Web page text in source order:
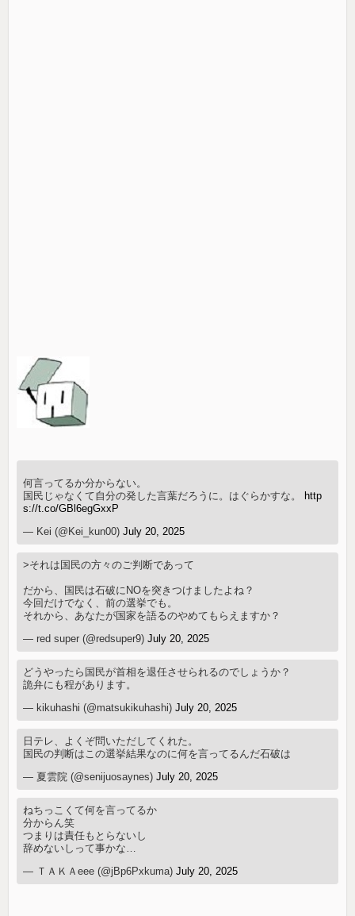
何言ってるか分からない。
国民じゃなくて自分の発した言葉だろうに。はぐらかすな。 http
s://t.co/GBl6egGxxP
— Kei (@Kei_kun00)July 20, 2025
>それは国民の方々のご判断であって
だから、国民は石破にNOを突きつけましたよね？
今回だけでなく、前の選挙でも。
それから、あなたが国家を語るのやめてもらえますか？
— red super (@redsuper9)July 20, 2025
どうやったら国民が首相を退任させられるのでしょうか？
詭弁にも程があります。
— kikuhashi (@matsukikuhashi)July 20, 2025
日テレ、よくぞ問いただしてくれた。
国民の判断はこの選挙結果なのに何を言ってるんだ石破は
— 夏雲院 (@senijuosaynes)July 20, 2025
ねちっこくて何を言ってるか
分からん笑
つまりは責任もとらないし
辞めないしって事かな…
— ＴＡＫＡeee (@jBp6Pxkuma)July 20, 2025